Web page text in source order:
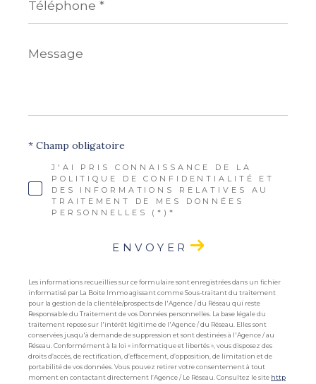
Message
*
J'AI PRIS CONNAISSANCE DE LA
POLITIQUE DE CONFIDENTIALITÉ ET
DES INFORMATIONS RELATIVES AU
TRAITEMENT DE MES DONNÉES
PERSONNELLES (*)*
* Champ obligatoire
ENVOYER
Les informations recueillies sur ce formulaire sont enregistrées dans un fichier
informatisé par La Boite Immo agissant comme Sous-traitant du traitement
pour la gestion de la clientèle/prospects de l'Agence / du Réseau qui reste
Responsable du Traitement de vos Données personnelles. La base légale du
traitement repose sur l'intérêt légitime de l'Agence / du Réseau. Elles sont
conservées jusqu'à demande de suppression et sont destinées à l'Agence / au
Réseau. Conformément à la loi « informatique et libertés », vous disposez des
droits d’accès, de rectification, d’effacement, d’opposition, de limitation et de
portabilité de vos données. Vous pouvez retirer votre consentement à tout
moment en contactant directement l’Agence / Le Réseau. Consultez le site http